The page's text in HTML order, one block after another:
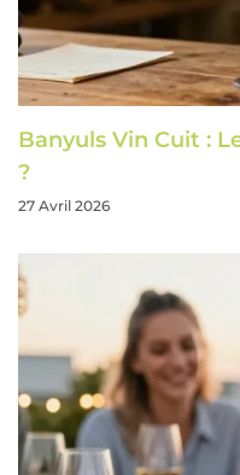
Banyuls Vin Cuit :
?
27 Avril 2026